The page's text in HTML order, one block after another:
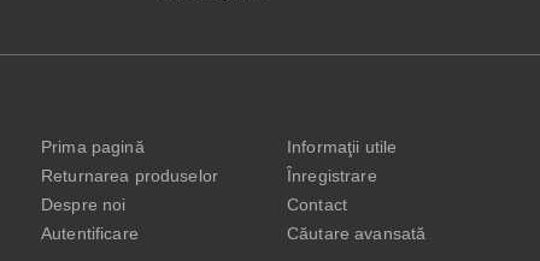
Prima pagină
Returnarea produselor
Despre noi
Autentificare
Informaţii utile
Înregistrare
Contact
Căutare avansată